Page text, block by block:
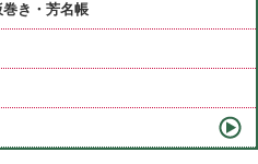
き・芳名帳